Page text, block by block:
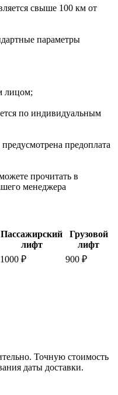
свыше 100 км от
параметры
лицом;
по индивидуальным
предоплата
прочитать в
менеджера
Пассажирский
лифт
Грузовой
лифт
1000 ₽ 900 ₽
Точную стоимость
даты доставки.